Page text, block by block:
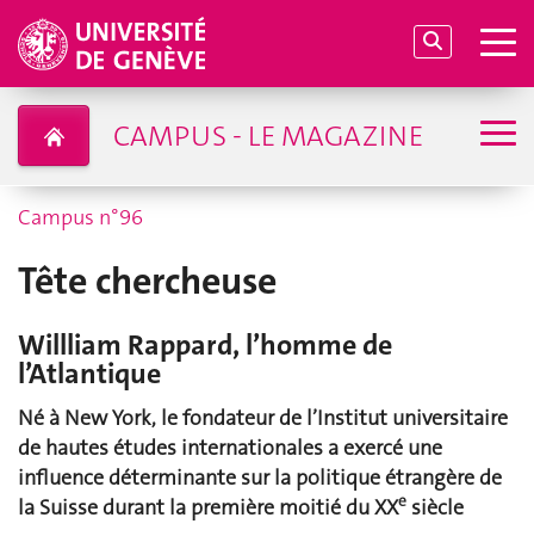
CAMPUS - LE MAGAZINE
Campus n°96
Tête chercheuse
Willliam Rappard, l’homme de
l’Atlantique
Né à New York, le fondateur de l’Institut universitaire
de hautes études internationales a exercé une
influence déterminante sur la politique étrangère de
la Suisse durant la première moitié du XXe siècle